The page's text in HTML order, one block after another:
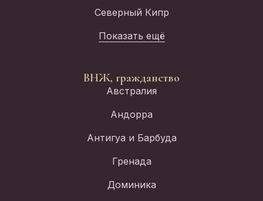
Северный Кипр
Показать ещё
ВНЖ, гражданство
Австралия
Андорра
Антигуа и Барбуда
Гренада
Доминика